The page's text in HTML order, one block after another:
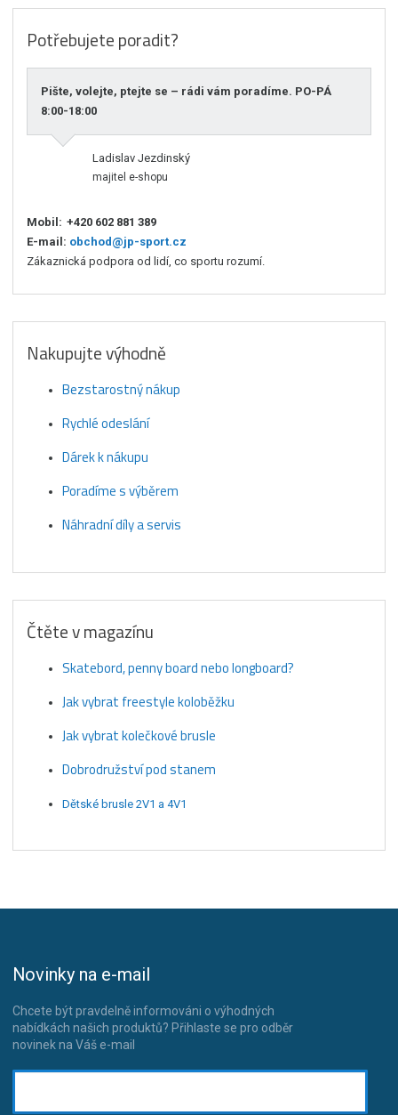
Potřebujete poradit?
Pište, volejte, ptejte se – rádi vám poradíme. PO-PÁ
8:00-18:00
Ladislav Jezdinský
majitel e-shopu
Mobil: +420 602 881 389
E-mail: obchod@jp-sport.cz
Zákaznická podpora od lidí, co sportu rozumí.
Nakupujte výhodně
Bezstarostný nákup
Rychlé odeslání
Dárek k nákupu
Poradíme s výběrem
Náhradní díly a servis
Čtěte v magazínu
Skatebord, penny board nebo longboard?
Jak vybrat freestyle koloběžku
Jak vybrat kolečkové brusle
Dobrodružství pod stanem
Dětské brusle 2V1 a 4V1
Novinky na e-mail
Chcete být pravdelně informováni o výhodných
nabídkách našich produktů? Přihlaste se pro odběr
novinek na Váš e-mail